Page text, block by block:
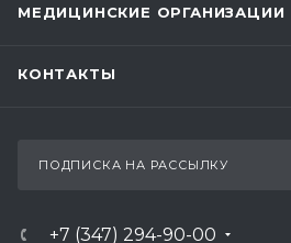
МЕДИЦИНСКИЕ ОРГАНИЗАЦИИ
КОНТАКТЫ
ПОДПИСКА НА РАССЫЛКУ
+7 (347) 294-90-00